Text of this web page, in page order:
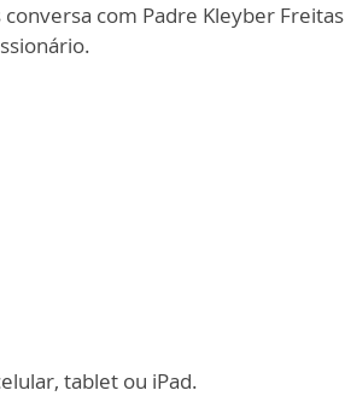
com Padre Kleyber Freitas
tablet ou iPad.